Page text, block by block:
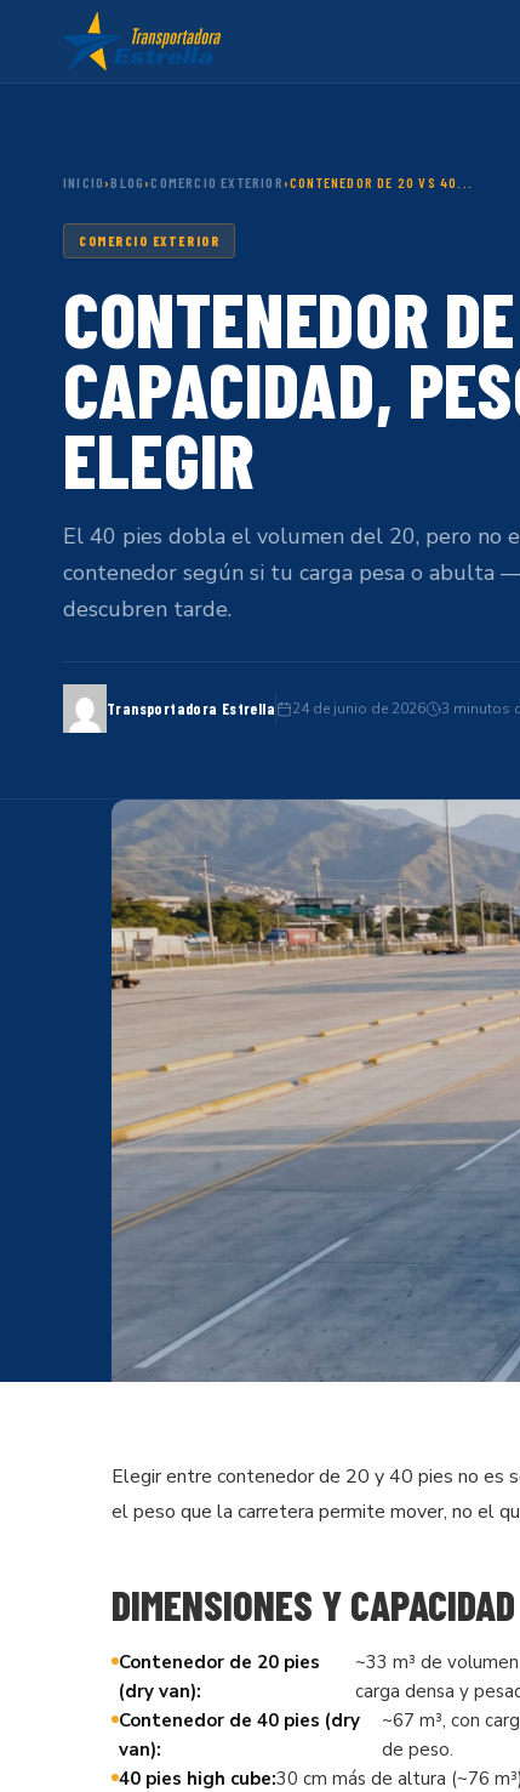
INICIO ›BLOG ›COMERCIO EXTERIOR ›CONTENEDOR DE 20 VS 40...
COMERCIO EXTERIOR
CONTENEDOR
CAPACIDAD,
ELEGIR
El 40 pies dobla el volumen del 20, pero no
contenedor según si tu carga pesa o abulta
descubren tarde.
Transportadora Estrella 24 de junio de 2026 3 minutos
Elegir entre contenedor de 20 y 40 pies no es
el peso que la carretera permite mover, no el
DIMENSIONES Y
Contenedor de 20 pies
(dry van):
~33 m³ de
carga densa y
Contenedor de 40 pies (dry
van):
~67 m³, con
de peso.
40 pies high cube:30 cm más de altura (~76